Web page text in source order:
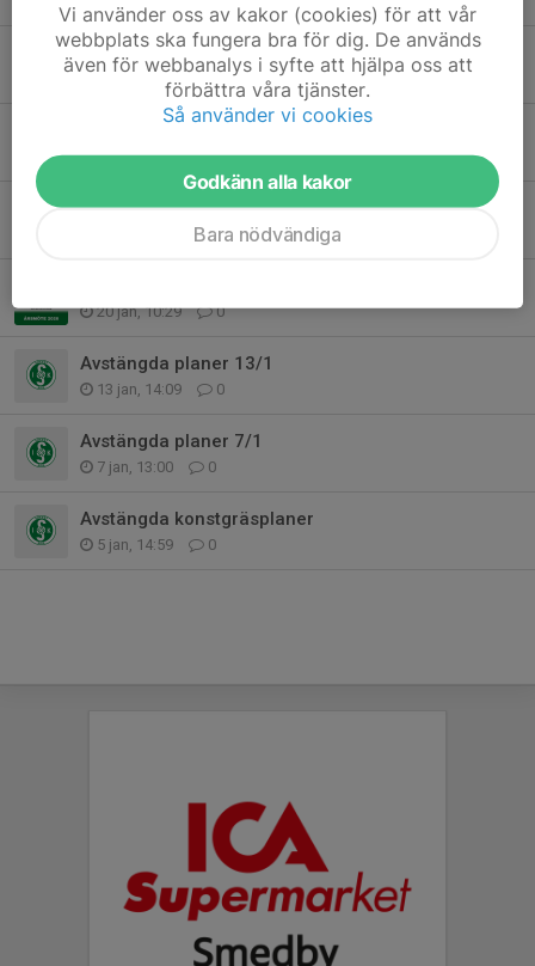
Avstängda planer 6-8 februari
6 feb, 10:05 0
Avstängda konstgräsplaner 25/1
25 jan, 07:05 0
Inför lördagens träningar på konstgräsplanerna
0
20 jan, 10:29 0
Avstängda planer 13/1
13 jan, 14:09 0
Avstängda planer 7/1
7 jan, 13:00 0
Avstängda konstgräsplaner
5 jan, 14:59 0
Vi använder oss av kakor (cookies) för att vår
webbplats ska fungera bra för dig. De används
även för webbanalys i syfte att hjälpa oss att
förbättra våra tjänster.
Så använder vi cookies
Godkänn alla kakor
Bara nödvändiga